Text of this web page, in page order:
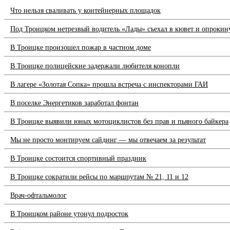
Что нельзя сваливать у контейнерных площадок
Под Троицком нетрезвый водитель «Лады» съехал в кювет и
В Троицке произошел пожар в частном доме
В Троицке полицейские задержали любителя конопли
В лагере «Золотая Сопка» прошла встреча с инспекторами ГАИ
В поселке Энергетиков заработал фонтан
В Троицке выявили юных мотоциклистов без прав и пьяного байкера
Мы не просто монтируем сайдинг — мы отвечаем за результат
В Троицке состоится спортивный праздник
В Троицке сократили рейсы по маршрутам № 21, 11 и 12
Врач-офтальмолог
В Троицком районе утонул подросток